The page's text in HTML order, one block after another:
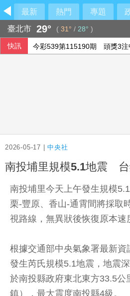
最新 熱門 專題
臺北市 29° ( 31° / 28° )
快訊 今彩539第115190期 頭獎3注
2026-05-17 |中央社
南投埔里規模5.1地震
南投埔里今天上午發生規模
栗-豐原、香山-通霄間將採取
視路線，無異狀後恢復原本速
根據交通部中央氣象署最新資
發生芮氏規模5.1地震，地震
於南投縣政府東北東方33.5公
鎮），最大震度南投縣4級。